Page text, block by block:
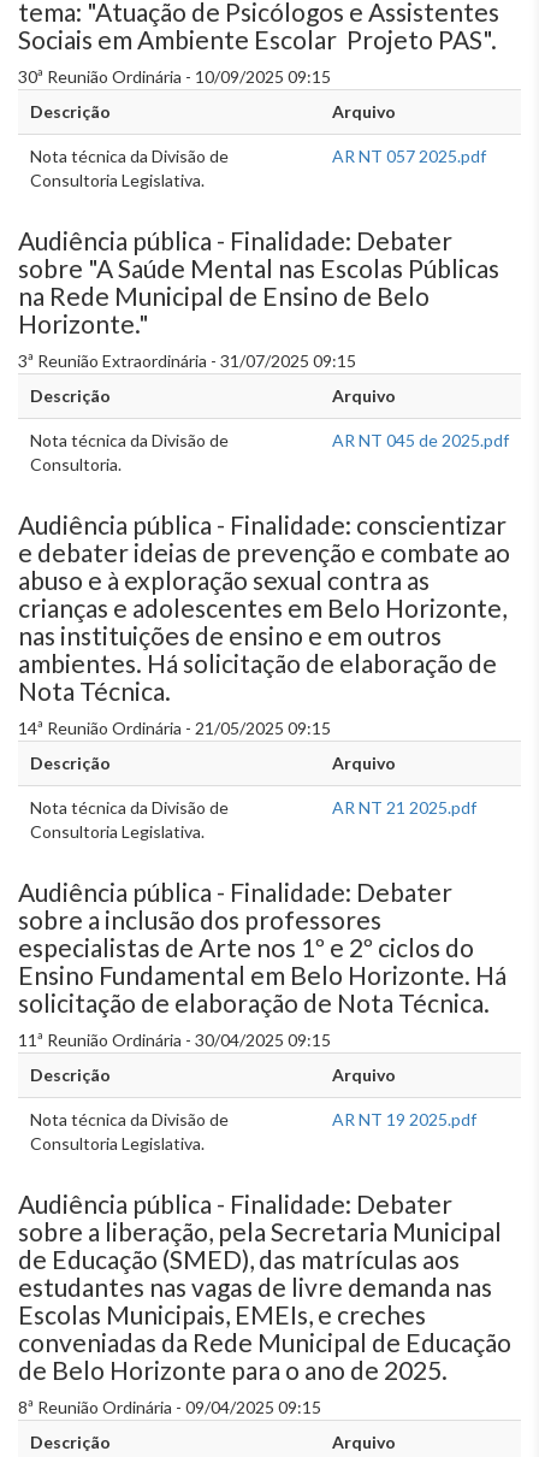
tema: "Atuação de Psicólogos e Assistentes
Sociais em Ambiente Escolar  Projeto PAS".
30ª Reunião Ordinária - 10/09/2025 09:15
Descrição
Arquivo
Nota técnica da Divisão de
Consultoria Legislativa.
AR NT 057 2025.pdf
Audiência pública - Finalidade: Debater
sobre "A Saúde Mental nas Escolas Públicas
na Rede Municipal de Ensino de Belo
Horizonte."
3ª Reunião Extraordinária - 31/07/2025 09:15
Descrição
Arquivo
Nota técnica da Divisão de
Consultoria.
AR NT 045 de 2025.pdf
Audiência pública - Finalidade: conscientizar
e debater ideias de prevenção e combate ao
abuso e à exploração sexual contra as
crianças e adolescentes em Belo Horizonte,
nas instituições de ensino e em outros
ambientes. Há solicitação de elaboração de
Nota Técnica.
14ª Reunião Ordinária - 21/05/2025 09:15
Descrição
Arquivo
Nota técnica da Divisão de
Consultoria Legislativa.
AR NT 21 2025.pdf
Audiência pública - Finalidade: Debater
sobre a inclusão dos professores
especialistas de Arte nos 1º e 2º ciclos do
Ensino Fundamental em Belo Horizonte. Há
solicitação de elaboração de Nota Técnica.
11ª Reunião Ordinária - 30/04/2025 09:15
Descrição
Arquivo
Nota técnica da Divisão de
Consultoria Legislativa.
AR NT 19 2025.pdf
Audiência pública - Finalidade: Debater
sobre a liberação, pela Secretaria Municipal
de Educação (SMED), das matrículas aos
estudantes nas vagas de livre demanda nas
Escolas Municipais, EMEIs, e creches
conveniadas da Rede Municipal de Educação
de Belo Horizonte para o ano de 2025.
8ª Reunião Ordinária - 09/04/2025 09:15
Descrição
Arquivo